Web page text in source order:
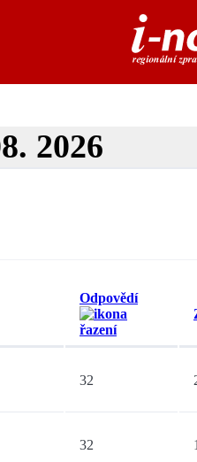
2026
Odpovědí
32
32